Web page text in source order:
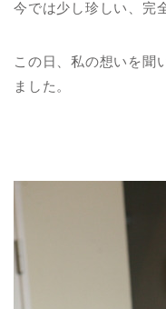
今では少し珍しい、完
この日、私の想いを聞
ました。